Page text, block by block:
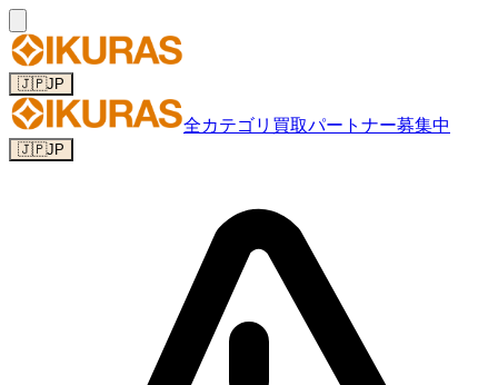
🇯🇵JP
全カテゴリ 買取パートナー募集中
🇯🇵JP